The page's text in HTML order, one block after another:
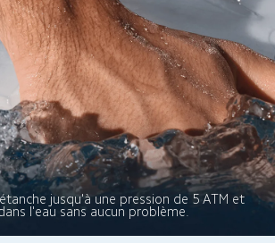
jusqu'à une pression de 5 ATM et
l'eau sans aucun problème.